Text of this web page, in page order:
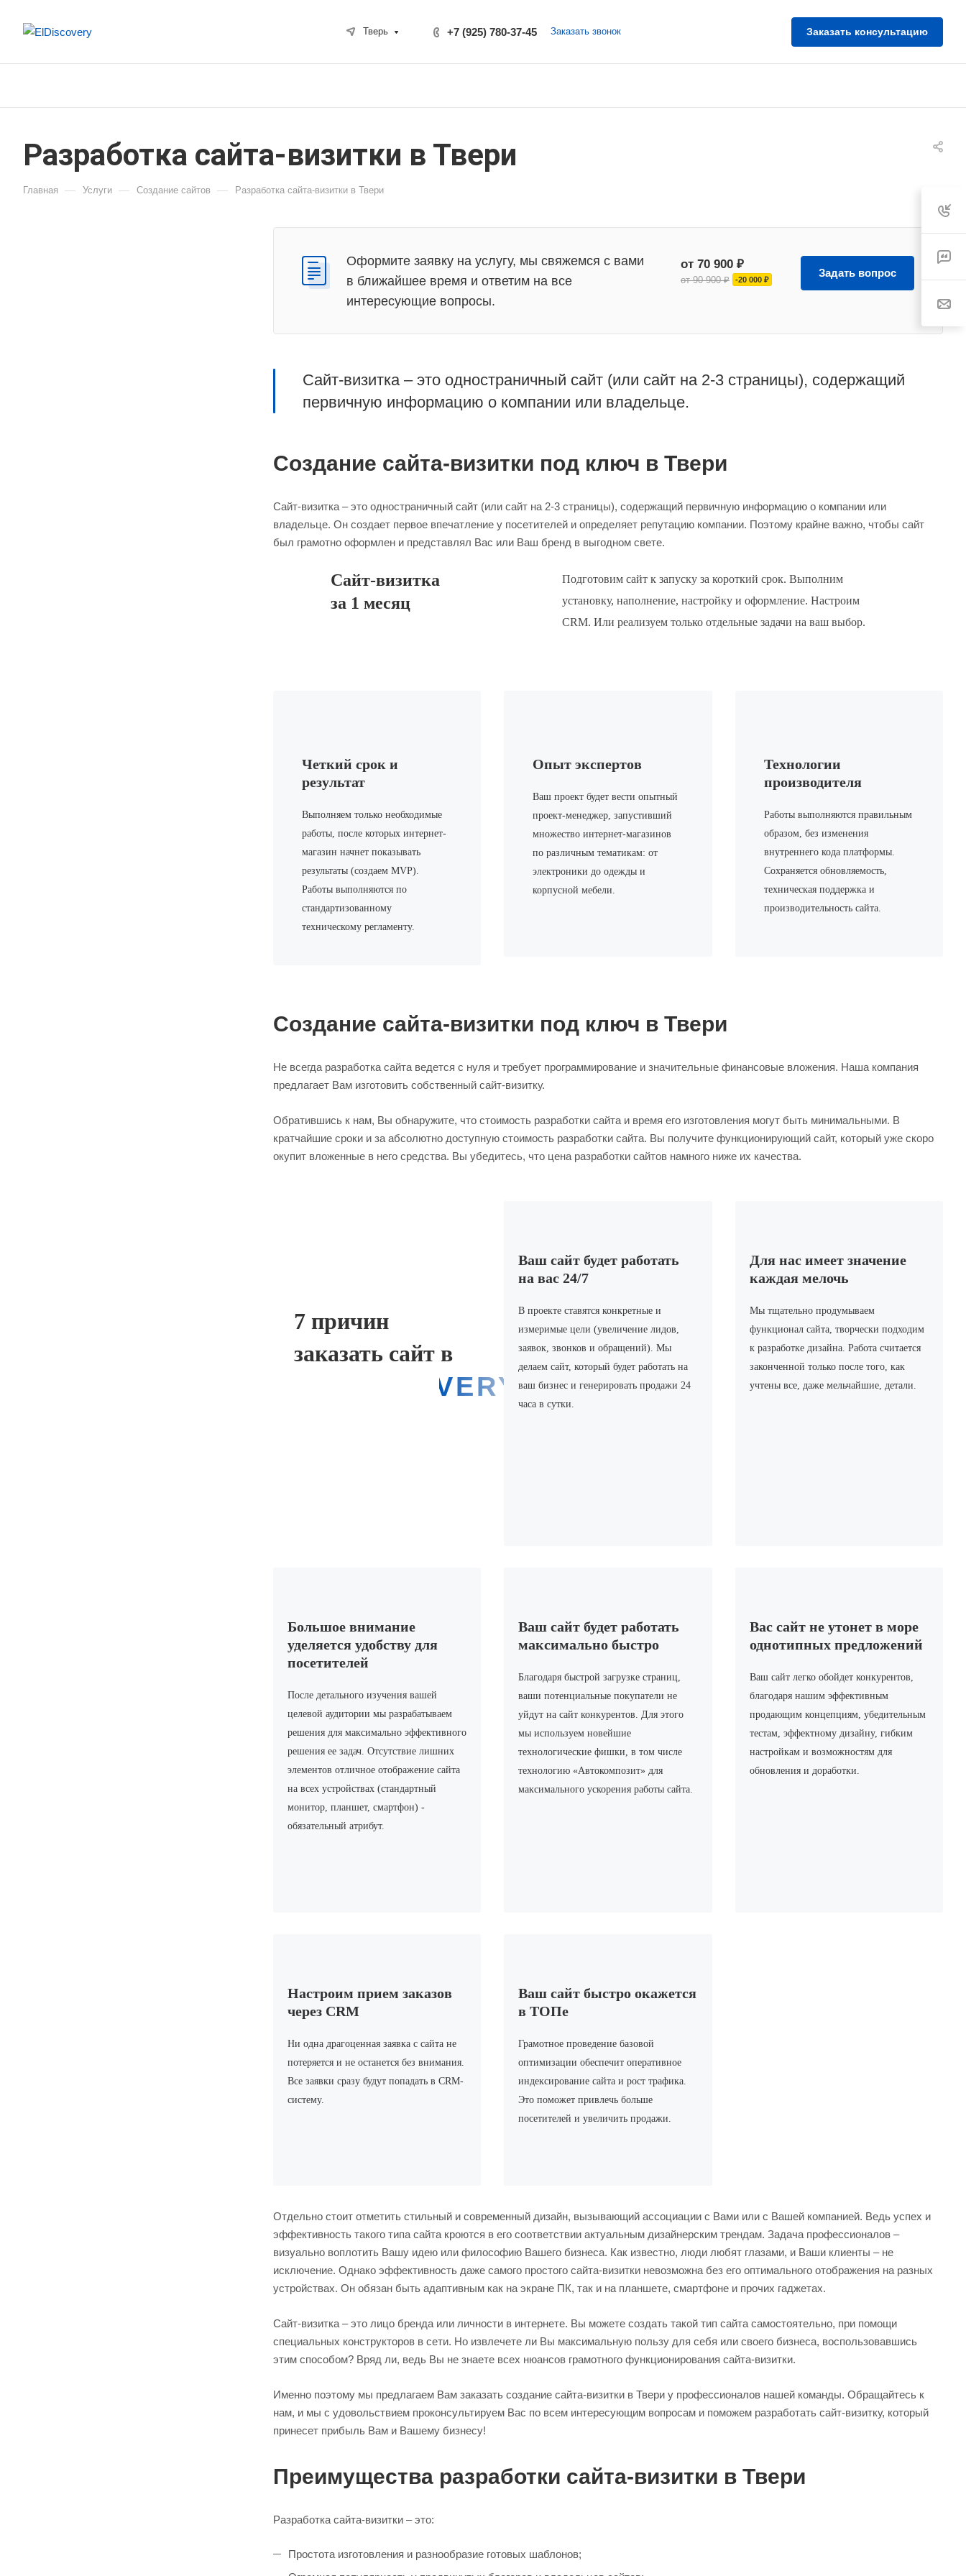
Тверь +7 (925) 780-37-45 Заказать звонок Заказать консультацию
Разработка сайта-визитки в Твери
Главная — Услуги — Создание сайтов — Разработка сайта-визитки в Твери
Оформите заявку на услугу, мы свяжемся с вами
в ближайшее время и ответим на все
интересующие вопросы.
от 70 900 ₽
от 90 900 ₽ -20 000 ₽
Задать вопрос
Сайт-визитка – это одностраничный сайт (или сайт на 2-3 страницы), содержащий
первичную информацию о компании или владельце.
Создание сайта-визитки под ключ в Твери
Сайт-визитка – это одностраничный сайт (или сайт на 2-3 страницы), содержащий первичную информацию о компании или
владельце. Он создает первое впечатление у посетителей и определяет репутацию компании. Поэтому крайне важно, чтобы сайт
был грамотно оформлен и представлял Вас или Ваш бренд в выгодном свете.
Сайт-визитка
за 1 месяц
Подготовим сайт к запуску за короткий срок. Выполним
установку, наполнение, настройку и оформление. Настроим
CRM. Или реализуем только отдельные задачи на ваш выбор.
Четкий срок и
результат
Выполняем только необходимые
работы, после которых интернет-
магазин начнет показывать
результаты (создаем MVP).
Работы выполняются по
стандартизованному
техническому регламенту.
Опыт экспертов
Ваш проект будет вести опытный
проект-менеджер, запустивший
множество интернет-магазинов
по различным тематикам: от
электроники до одежды и
корпусной мебели.
Технологии
производителя
Работы выполняются правильным
образом, без изменения
внутреннего кода платформы.
Сохраняется обновляемость,
техническая поддержка и
производительность сайта.
Создание сайта-визитки под ключ в Твери
Не всегда разработка сайта ведется с нуля и требует программирование и значительные финансовые вложения. Наша компания
предлагает Вам изготовить собственный сайт-визитку.
Обратившись к нам, Вы обнаружите, что стоимость разработки сайта и время его изготовления могут быть минимальными. В
кратчайшие сроки и за абсолютно доступную стоимость разработки сайта. Вы получите функционирующий сайт, который уже скоро
окупит вложенные в него средства. Вы убедитесь, что цена разработки сайтов намного ниже их качества.
7 причин
заказать сайт в
ELDISCOVERY
Ваш сайт будет работать
на вас 24/7
В проекте ставятся конкретные и
измеримые цели (увеличение лидов,
заявок, звонков и обращений). Мы
делаем сайт, который будет работать на
ваш бизнес и генерировать продажи 24
часа в сутки.
Для нас имеет значение
каждая мелочь
Мы тщательно продумываем
функционал сайта, творчески подходим
к разработке дизайна. Работа считается
законченной только после того, как
учтены все, даже мельчайшие, детали.
Большое внимание
уделяется удобству для
посетителей
После детального изучения вашей
целевой аудитории мы разрабатываем
решения для максимально эффективного
решения ее задач. Отсутствие лишних
элементов отличное отображение сайта
на всех устройствах (стандартный
монитор, планшет, смартфон) -
обязательный атрибут.
Ваш сайт будет работать
максимально быстро
Благодаря быстрой загрузке страниц,
ваши потенциальные покупатели не
уйдут на сайт конкурентов. Для этого
мы используем новейшие
технологические фишки, в том числе
технологию «Автокомпозит» для
максимального ускорения работы сайта.
Вас сайт не утонет в море
однотипных предложений
Ваш сайт легко обойдет конкурентов,
благодаря нашим эффективным
продающим концепциям, убедительным
тестам, эффектному дизайну, гибким
настройкам и возможностям для
обновления и доработки.
Настроим прием заказов
через CRM
Ни одна драгоценная заявка с сайта не
потеряется и не останется без внимания.
Все заявки сразу будут попадать в CRM-
систему.
Ваш сайт быстро окажется
в ТОПе
Грамотное проведение базовой
оптимизации обеспечит оперативное
индексирование сайта и рост трафика.
Это поможет привлечь больше
посетителей и увеличить продажи.
Отдельно стоит отметить стильный и современный дизайн, вызывающий ассоциации с Вами или с Вашей компанией. Ведь успех и
эффективность такого типа сайта кроются в его соответствии актуальным дизайнерским трендам. Задача профессионалов –
визуально воплотить Вашу идею или философию Вашего бизнеса. Как известно, люди любят глазами, и Ваши клиенты – не
исключение. Однако эффективность даже самого простого сайта-визитки невозможна без его оптимального отображения на разных
устройствах. Он обязан быть адаптивным как на экране ПК, так и на планшете, смартфоне и прочих гаджетах.
Сайт-визитка – это лицо бренда или личности в интернете. Вы можете создать такой тип сайта самостоятельно, при помощи
специальных конструкторов в сети. Но извлечете ли Вы максимальную пользу для себя или своего бизнеса, воспользовавшись
этим способом? Вряд ли, ведь Вы не знаете всех нюансов грамотного функционирования сайта-визитки.
Именно поэтому мы предлагаем Вам заказать создание сайта-визитки в Твери у профессионалов нашей команды. Обращайтесь к
нам, и мы с удовольствием проконсультируем Вас по всем интересующим вопросам и поможем разработать сайт-визитку, который
принесет прибыль Вам и Вашему бизнесу!
Преимущества разработки сайта-визитки в Твери
Разработка сайта-визитки – это:
Простота изготовления и разнообразие готовых шаблонов;